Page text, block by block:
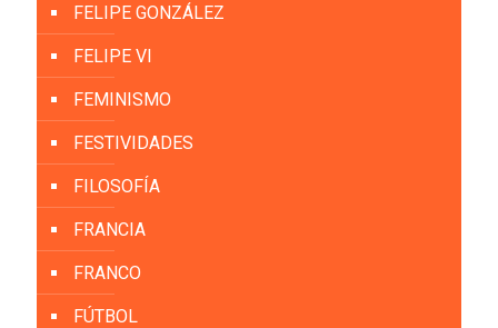
FELIPE GONZÁLEZ
FELIPE VI
FEMINISMO
FESTIVIDADES
FILOSOFÍA
FRANCIA
FRANCO
FÚTBOL